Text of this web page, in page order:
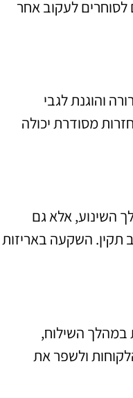
לסוחרים לעקוב אחר
והוגנת לגבי
מסודרת יכולה
השינוע, אלא גם
תקין. השקעה באריזות
במהלך השילוח,
ולשפר את